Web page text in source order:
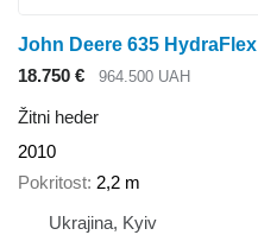
John Deere 635 HydraFlex
18.750 €
964.500 UAH
Žitni heder
2010
Pokritost 2,2 m
Ukrajina, Kyiv